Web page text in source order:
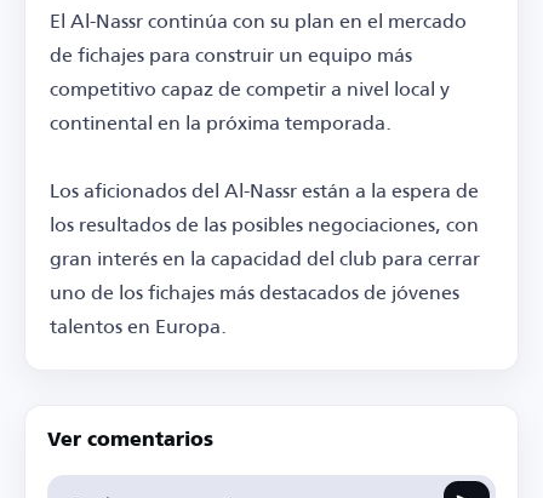
El Al-Nassr continúa con su plan en el mercado
de fichajes para construir un equipo más
competitivo capaz de competir a nivel local y
continental en la próxima temporada.
Los aficionados del Al-Nassr están a la espera de
los resultados de las posibles negociaciones, con
gran interés en la capacidad del club para cerrar
uno de los fichajes más destacados de jóvenes
talentos en Europa.
Ver comentarios